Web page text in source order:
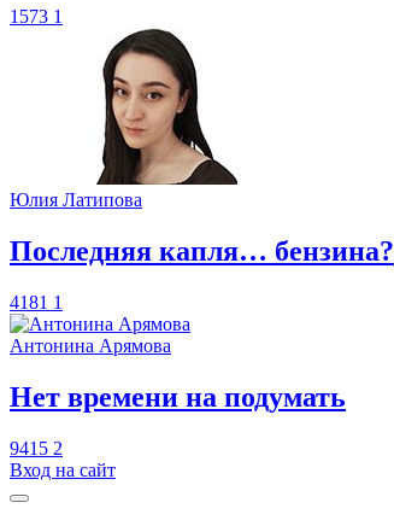
1573 1
Юлия Латипова
​Последняя капля… бензина?
4181 1
Антонина Арямова
​Нет времени на подумать
9415 2
Вход на сайт